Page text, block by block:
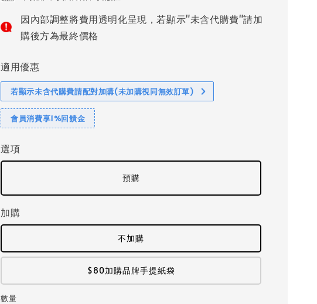
因內部調整將費用透明化呈現，若顯示"未含代購費"請加
購後方為最終價格
適用優惠
若顯示未含代購費請配對加購(未加購視同無效訂單)
會員消費享1%回饋金
選項
預購
加購
不加購
$80加購品牌手提紙袋
數量